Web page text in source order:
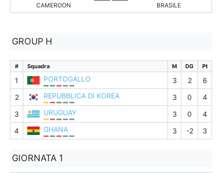
CAMEROON BRASILE
GROUP H
# Squadra M DG Pt
1 PORTOGALLO 3 2
6
2
REPUBBLICA DI KOREA 3 0
4
3
URUGUAY 3 0
4
4
GHANA 3 -2 3
GIORNATA 1